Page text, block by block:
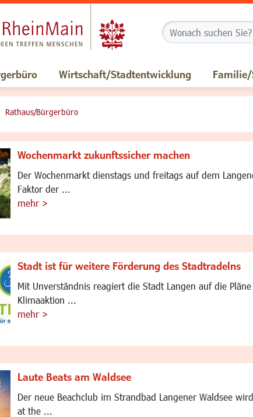
Wirtschaft/Stadtentwicklung Familie/
Rathaus/Bürgerbüro
Wochenmarkt zukunftssicher machen
Der Wochenmarkt dienstags und freitags auf dem
Faktor der ...
mehr >
Stadt ist für weitere Förderung des Stadtradelns
Mit Unverständnis reagiert die Stadt Langen auf die
Klimaaktion ...
mehr >
Laute Beats am Waldsee
Der neue Beachclub im Strandbad Langener Waldsee
at the ...